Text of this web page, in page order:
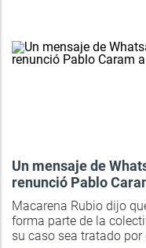
Un mensaje de
renunció Pablo
Macarena Rubio dijo
forma parte de la
su caso sea tratado por